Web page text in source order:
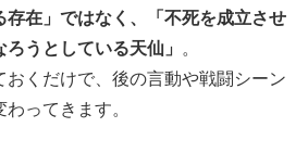
存在」ではなく、「不死を成立させ
うとしている天仙」
。
おくだけで、後の言動や戦闘シーン
ってきます。